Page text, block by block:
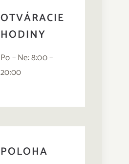
OTVÁRACIE
HODINY
Po – Ne: 8:00 –
20:00
POLOHA